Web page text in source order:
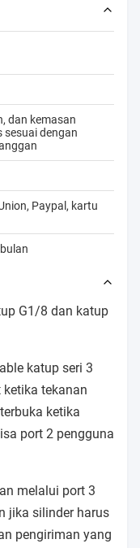
dan kemasan
sesuai dengan
Paypal, kartu
G1/8 dan katup
katup seri 3
tekanan
ketika
port 2 pengguna
melalui port 3
jika silinder harus
pengiriman yang